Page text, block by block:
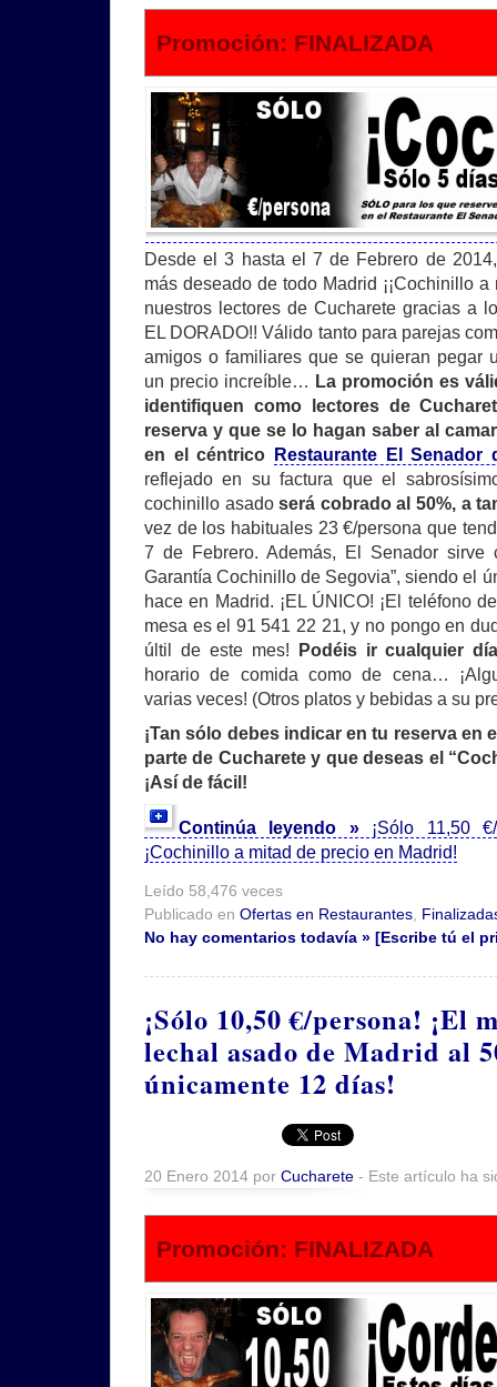
Promoción: FINALIZADA
Desde el 3 hasta el 7 de Febrero de
más deseado de todo Madrid ¡¡Cochinillo
nuestros lectores de Cucharete gracias a
EL DORADO!! Válido tanto para parejas
amigos o familiares que se quieran pegar
un precio increíble… La promoción es
identifiquen como lectores de
reserva y que se lo hagan saber al
en el céntrico
Restaurante El Senador
reflejado en su factura que el
cochinillo asadoserá cobrado al 50%, a
vez de los habituales 23 €/persona que
7 de Febrero. Además, El Senador sirve
Garantía Cochinillo de Segovia”, siendo el
hace en Madrid. ¡EL ÚNICO! ¡El teléfono
mesa es el 91 541 22 21, y no pongo en
últil de este mes!
Podéis ir cualquier
horario de comida como de cena…
varias veces! (Otros platos y bebidas a su
¡Tan sólo debes indicar en tu reserva en
parte de Cucharete y que deseas el
¡Así de fácil!
Continúa leyendo » ¡Sólo 11,50
¡Cochinillo a mitad de precio en Madrid!
Leído 58,476 veces
Publicado en Ofertas en Restaurantes
No hay comentarios todavía » [Escribe tú el
¡Sólo 10,50 €/persona! ¡El
lechal asado de Madrid al
únicamente 12 días!
20 Enero 2014 por Cucharete - Este artículo ha
Promoción: FINALIZADA